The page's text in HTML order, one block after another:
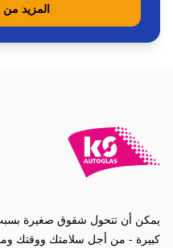
المزيد من
يمكن أن تتحول شقوق صغيرة
كبيرة - من أجل سلامتك ووقتك